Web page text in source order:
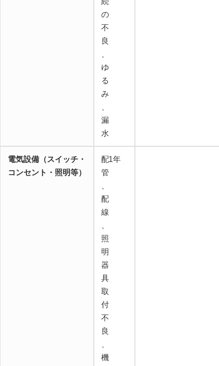
の
不
良
ゆ
る
み
漏
水
電気設備（スイッチ・
コンセント・照明等）
配
管
配
線
照
明
器
具
取
付
不
良
機
1年